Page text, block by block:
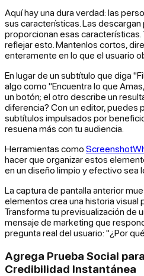
Aquí hay una dura verdad: las
sus características. Las
proporcionan esas características.
reflejar esto. Mantenlos cortos,
enteramente en lo que el usuario
En lugar de un subtítulo que diga
algo como "Encuentra lo que
un botón; el otro describe un
diferencia? Con un editor, puedes
subtítulos impulsados por
resuena más con tu audiencia.
Herramientas como
hacer que organizar estos
en un diseño limpio y efectivo sea
La captura de pantalla anterior
elementos crea una historia visual
Transforma tu previsualización de
mensaje de marketing que
pregunta real del usuario: "¿Por
Agrega Prueba Social
Credibilidad Instantánea